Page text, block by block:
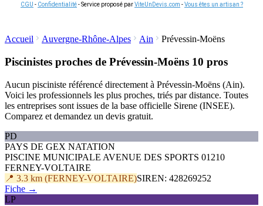
CGU - Confidentialité- Service proposé parViteUnDevis.com -Vous êtes un artisan ?
Accueil Auvergne-Rhône-Alpes Ain Prévessin-Moëns
Piscinistes proches de Prévessin-Moëns 10 pros
Aucun pisciniste référencé directement à Prévessin-Moëns (Ain).
Voici les professionnels les plus proches, triés par distance. Toutes
les entreprises sont issues de la base officielle Sirene (INSEE).
Comparez et demandez un devis gratuit.
PD
PAYS DE GEX NATATION
PISCINE MUNICIPALE AVENUE DES SPORTS 01210
FERNEY-VOLTAIRE
📍 3.3 km (FERNEY-VOLTAIRE)SIREN: 428269252
Fiche →
LP